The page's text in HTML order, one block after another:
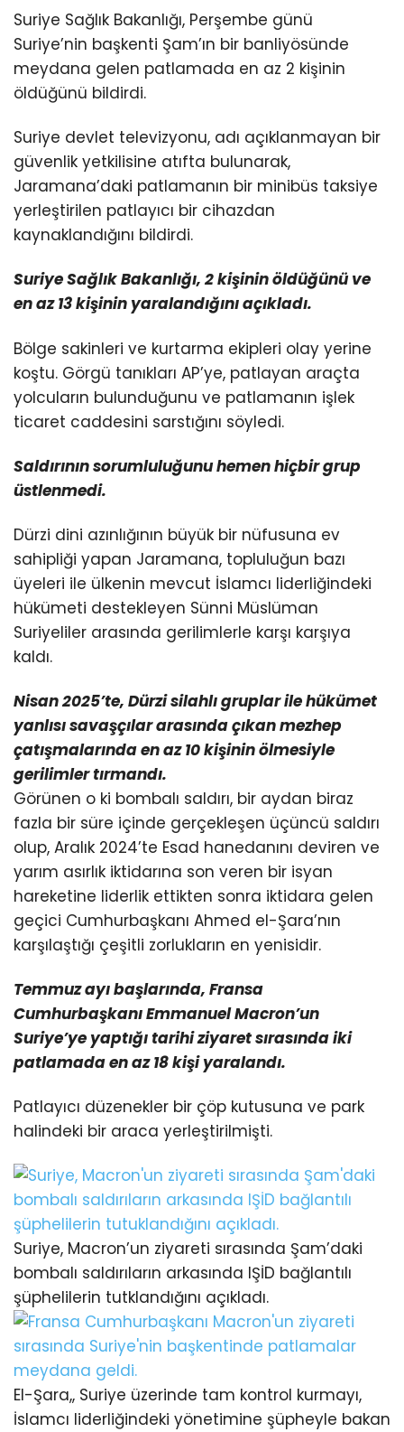
Suriye Sağlık Bakanlığı, Perşembe günü
Suriye’nin başkenti Şam’ın bir banliyösünde
meydana gelen patlamada en az 2 kişinin
öldüğünü bildirdi.
Suriye devlet televizyonu, adı açıklanmayan bir
güvenlik yetkilisine atıfta bulunarak,
Jaramana’daki patlamanın bir minibüs taksiye
yerleştirilen patlayıcı bir cihazdan
kaynaklandığını bildirdi.
Suriye Sağlık Bakanlığı, 2 kişinin öldüğünü ve
en az 13 kişinin yaralandığını açıkladı.
Bölge sakinleri ve kurtarma ekipleri olay yerine
koştu. Görgü tanıkları AP’ye, patlayan araçta
yolcuların bulunduğunu ve patlamanın işlek
ticaret caddesini sarstığını söyledi.
Saldırının sorumluluğunu hemen hiçbir grup
üstlenmedi.
Dürzi dini azınlığının büyük bir nüfusuna ev
sahipliği yapan Jaramana, topluluğun bazı
üyeleri ile ülkenin mevcut İslamcı liderliğindeki
hükümeti destekleyen Sünni Müslüman
Suriyeliler arasında gerilimlerle karşı karşıya
kaldı.
Nisan 2025’te, Dürzi silahlı gruplar ile hükümet
yanlısı savaşçılar arasında çıkan mezhep
çatışmalarındaen az 10 kişinin ölmesiyle
gerilimler tırmandı.
Görünen o ki bombalı saldırı, bir aydan biraz
fazla bir süre içinde gerçekleşen üçüncü saldırı
olup, Aralık 2024’te Esad hanedanını deviren ve
yarım asırlık iktidarına son veren bir isyan
hareketine liderlik ettikten sonra iktidara gelen
geçici Cumhurbaşkanı Ahmed el-Şara’nın
karşılaştığı çeşitli zorlukların en yenisidir.
Temmuz ayı başlarında, Fransa
Cumhurbaşkanı Emmanuel Macron’un
Suriye’ye yaptığı tarihi ziyaretsırasında iki
patlamada en az 18 kişi yaralandı.
Patlayıcı düzenekler bir çöp kutusuna ve park
halindeki bir araca yerleştirilmişti.
Suriye, Macron’un ziyareti sırasında Şam’daki
bombalı saldırıların arkasında IŞİD bağlantılı
şüphelilerin tutklandığını açıkladı.
El-Şara,, Suriye üzerinde tam kontrol kurmayı,
İslamcı liderliğindeki yönetimine şüpheyle bakan